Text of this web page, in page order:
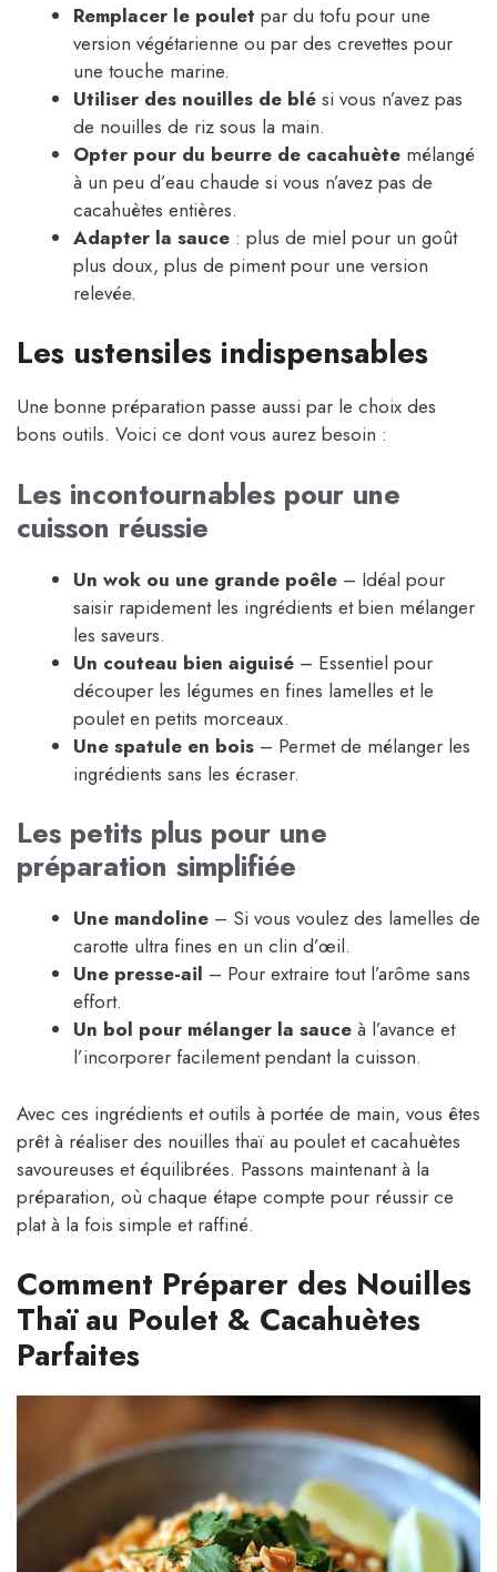
Remplacer le poulet par du tofu pour une
version végétarienne ou par des crevettes pour
une touche marine.
Utiliser des nouilles de blé si vous n’avez pas
de nouilles de riz sous la main.
Opter pour du beurre de cacahuète mélangé
à un peu d’eau chaude si vous n’avez pas de
cacahuètes entières.
Adapter la sauce : plus de miel pour un goût
plus doux, plus de piment pour une version
relevée.
Les ustensiles indispensables
Une bonne préparation passe aussi par le choix des
bons outils. Voici ce dont vous aurez besoin :
Les incontournables pour une
cuisson réussie
Un wok ou une grande poêle – Idéal pour
saisir rapidement les ingrédients et bien mélanger
les saveurs.
Un couteau bien aiguisé – Essentiel pour
découper les légumes en fines lamelles et le
poulet en petits morceaux.
Une spatule en bois – Permet de mélanger les
ingrédients sans les écraser.
Les petits plus pour une
préparation simplifiée
Une mandoline – Si vous voulez des lamelles de
carotte ultra fines en un clin d’œil.
Une presse-ail – Pour extraire tout l’arôme sans
effort.
Un bol pour mélanger la sauce à l’avance et
l’incorporer facilement pendant la cuisson.
Avec ces ingrédients et outils à portée de main, vous êtes
prêt à réaliser des nouilles thaï au poulet et cacahuètes
savoureuses et équilibrées. Passons maintenant à la
préparation, où chaque étape compte pour réussir ce
plat à la fois simple et raffiné.
Comment Préparer des Nouilles
Thaï au Poulet & Cacahuètes
Parfaites